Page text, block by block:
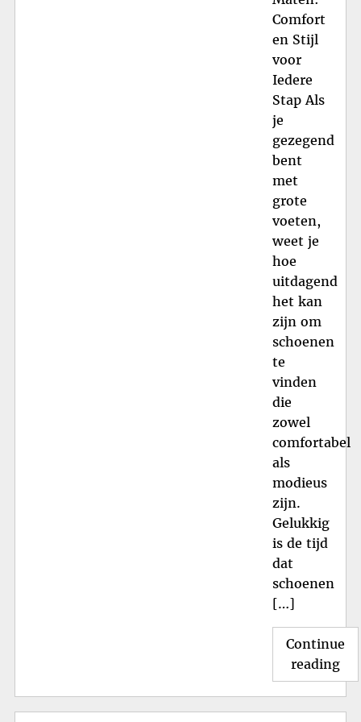
Comfort
en Stijl
voor
Iedere
Stap Als
je
gezegend
bent
met
grote
voeten,
weet je
hoe
uitdagend
het kan
zijn om
schoenen
te
vinden
die
zowel
comfortabel
als
modieus
zijn.
Gelukkig
is de tijd
dat
schoenen
[…]
Continue
reading